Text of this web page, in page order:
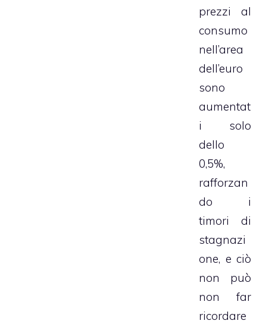
prezzi al
consumo
nell’area
dell’euro
sono
aumentat
i solo
dello
0,5%,
rafforzan
do i
timori di
stagnazi
one, e ciò
non può
non far
ricordare